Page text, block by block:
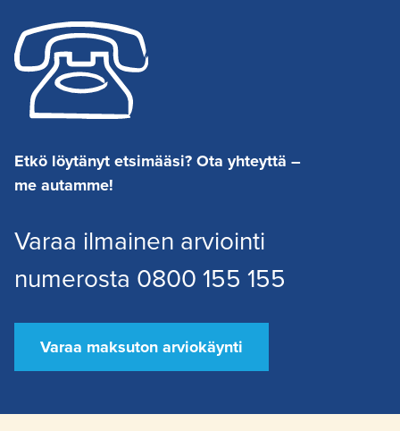
Etkö löytänyt etsimääsi? Ota yhteyttä –
me autamme!
Varaa ilmainen arviointi
numerosta 0800 155 155
Varaa maksuton arviokäynti